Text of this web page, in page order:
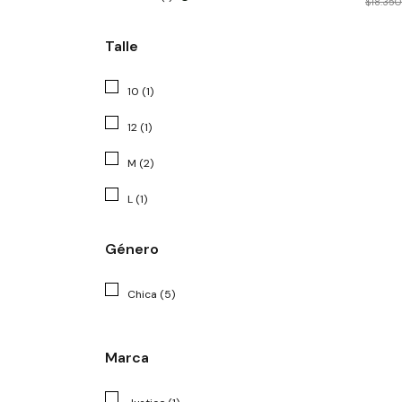
Talle
10 (1)
12 (1)
M (2)
L (1)
Género
Chica (5)
Marca